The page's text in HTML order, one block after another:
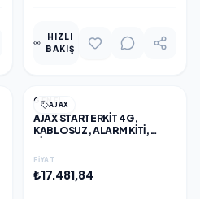
HIZLI
BAKIŞ
AJAX
GENEL
AJAX STARTERKIT 4G,
KABLOSUZ, ALARM KITI,
FIYAT
₺17.481,84